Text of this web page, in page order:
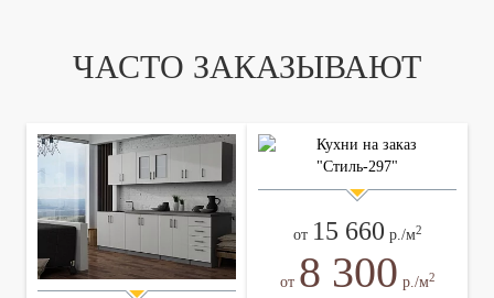
ЧАСТО ЗАКАЗЫВАЮТ
от 15 660 р./м2
от 8 300 р./м2